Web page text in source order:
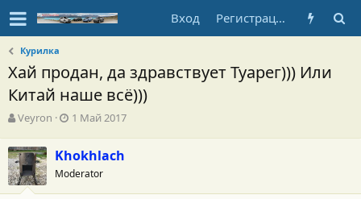
Вход Регистрация
Курилка
Хай продан, да здравствует Туарег))) Или
Китай наше всё)))
А
т
о
р
т
Veyron
Д
а
н
1 Май 2017
Khokhlach
Moderator